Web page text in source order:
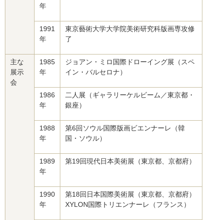
年
1991
年
東京藝術大学大学院美術研究科版画専攻修
了
主な
展示
会
1985
年
ジョアン・ミロ国際ドローイング展（スペ
イン・バルセロナ）
1986
年
二人展（ギャラリーケルビーム／東京都・
銀座）
1988
年
第6回ソウル国際版画ビエンナーレ（韓
国・ソウル）
1989
年
第19回現代日本美術展（東京都、京都府）
1990
年
第18回日本国際美術展（東京都、京都府）
XYLON国際トリエンナーレ（フランス）